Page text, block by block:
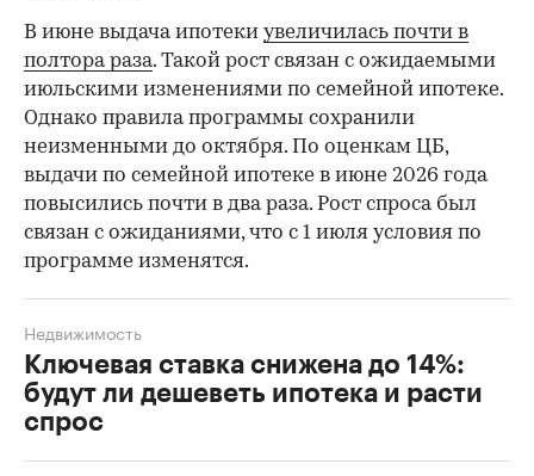
В июне выдача ипотеки увеличилась почти в
полтора раза. Такой рост связан с ожидаемыми
июльскими изменениями по семейной ипотеке.
Однако правила программы сохранили
неизменными до октября. По оценкам ЦБ,
выдачи по семейной ипотеке в июне 2026 года
повысились почти в два раза. Рост спроса был
связан с ожиданиями, что с 1 июля условия по
программе изменятся.
Ключевая ставка снижена до 14%:
будут ли дешеветь ипотека и расти
спрос
Недвижимость